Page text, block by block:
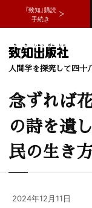
『致知』購読
手続き
人間学を探究して四十
念ずれば
の詩を遺
民の生き
2024年12月11日